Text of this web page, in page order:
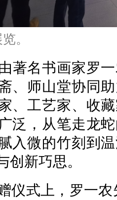
。
著名书画家罗
、师山堂协同
、工艺家、收
泛，从笔走龙
入微的竹刻到
创新巧思。
仪式上，罗一